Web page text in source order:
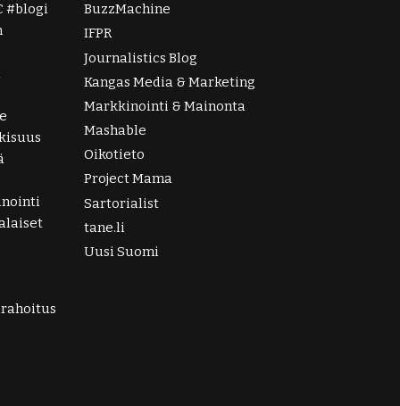
blogi
BuzzMachine
IFPR
Journalistics Blog
Kangas Media & Marketing
Markkinointi & Mainonta
Mashable
Oikotieto
Project Mama
Sartorialist
tane.li
Uusi Suomi